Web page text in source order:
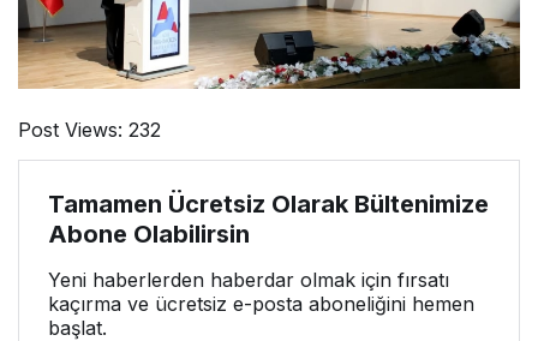
Post Views: 232
Tamamen Ücretsiz Olarak Bültenimize
Abone Olabilirsin
Yeni haberlerden haberdar olmak için fırsatı
kaçırma ve ücretsiz e-posta aboneliğini hemen
başlat.